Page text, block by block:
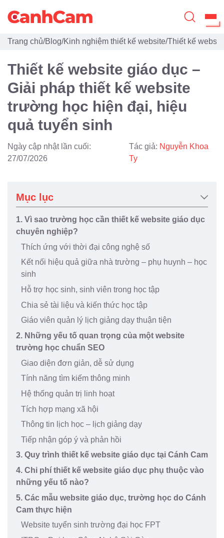
Trang Chủ
Giới Thiệu
Thiết Kế Website
Đã Thiết Kế
Dịch Vụ
Quy Trình
Blog
Trang chủ/Blog/Kinh nghiệm thiết kế website/Thiết kế
Thiết kế website giáo dục –
Giải pháp thiết kế website
trường học hiện đại, hiệu
quả tuyển sinh
Ngày cập nhật lần cuối:
27/07/2026
Tác giả: Nguyễn Khoa
Ty
Mục lục
1. Vì sao trường học cần thiết kế website giáo dục
chuyên nghiệp?
Thích ứng với thời đại công nghệ số
Kết nối hiệu quả giữa nhà trường – phụ huynh – học
sinh
Hỗ trợ học sinh, sinh viên trong học tập
Chia sẻ tài liệu và kiến thức học tập
Giáo viên quản lý lịch giảng dạy thuận tiện
2. Những yếu tố quan trọng của một website
trường học chuẩn SEO
Giao diện đơn giản, dễ sử dụng
Tính năng tìm kiếm thông minh
Hệ thống quản trị linh hoạt
Tích hợp mạng xã hội
Thông tin lịch học – lịch giảng dạy
Tiếp nhận góp ý và phản hồi
3. Quy trình thiết kế website giáo dục tại Cánh Cam
4. Chi phí thiết kế website giáo dục phụ thuộc vào
những yếu tố nào?
5. Các mẫu website giáo dục, trường học do Cánh
Cam thực hiện
Website tuyển sinh trường đại học FPT